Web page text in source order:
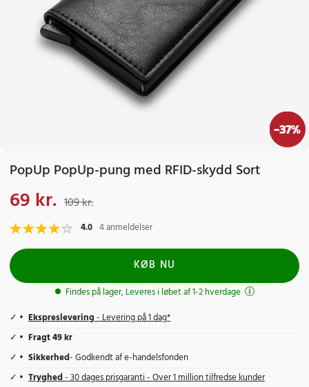
-37%
PopUp PopUp-pung med RFID-skydd Sort
Nuværende pris
69 kr. 109 kr.
4.0 4 anmeldelser
KØB NU
Findes på lager, Leveres i løbet af 1-2 hverdage
Ekspreslevering- Levering på 1 dag*
Fragt 49 kr
Sikkerhed- Godkendt af e-handelsfonden
Tryghed- 30 dages prisgaranti - Over 1 million tilfredse kunder